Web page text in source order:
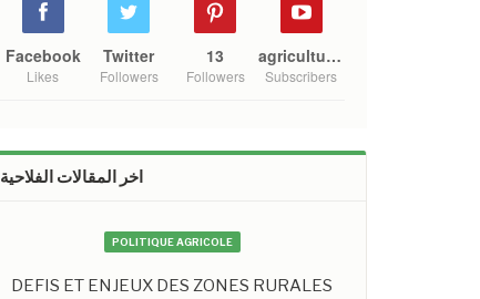
Facebook
Likes
Twitter
Followers
13
Followers
agriculture mono
Subscribers
اخر المقالات الفلاحية
POLITIQUE AGRICOLE
DEFIS ET ENJEUX DES ZONES RURALES